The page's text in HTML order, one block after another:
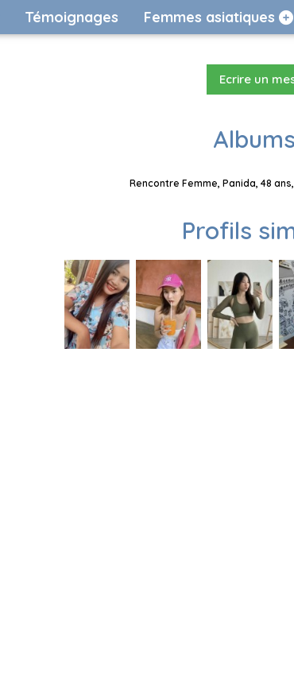
Témoignages Femmes asiatiques
Ecrire un
Rencontre Femme, Panida, 48
Profils